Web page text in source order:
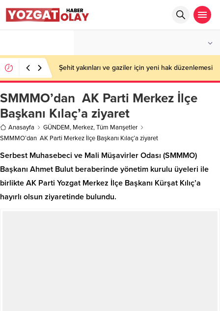
Şehit yakınları ve gaziler için yeni hak düzenlemesi
SMMMO’dan AK Parti Merkez İlçe
Başkanı Kılaç’a ziyaret
Anasayfa GÜNDEM, Merkez,Tüm Manşetler
SMMMO’dan AK Parti Merkez İlçe Başkanı Kılaç’a ziyaret
Serbest Muhasebeci ve Mali Müşavirler Odası (SMMMO)
Başkanı Ahmet Bulut beraberinde yönetim kurulu üyeleri ile
birlikte AK Parti Yozgat Merkez İlçe Başkanı Kürşat Kılıç’a
hayırlı olsun ziyaretinde bulundu.